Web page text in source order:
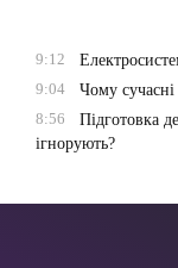
9:12
9:04
Чому сучасні
8:56
Підготовка
ігнорують?